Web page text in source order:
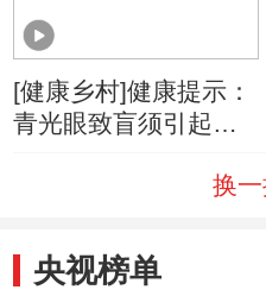
[健康乡村]健康提示：
青光眼致盲须引起家
换
央视榜单